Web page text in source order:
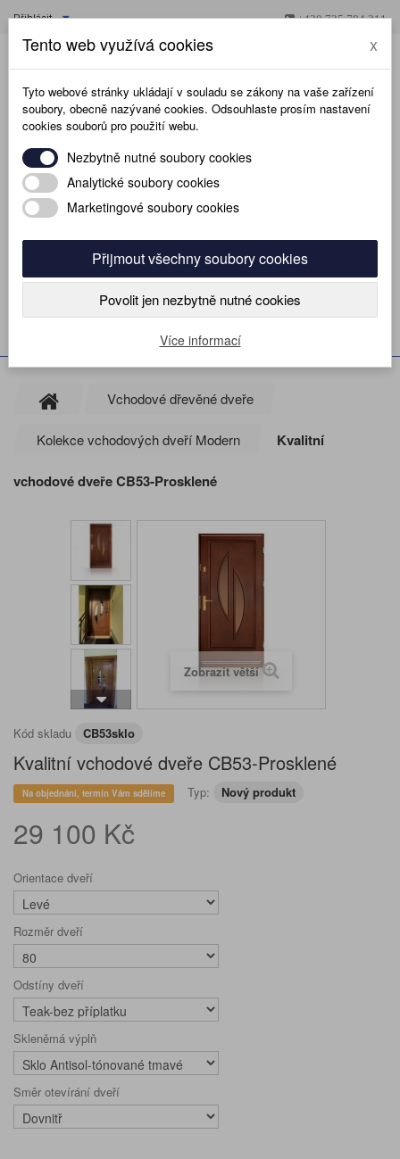
Přihlásit +420 725 784 211
KOŠÍK
(prázdný)
MENU
Vchodové dřevěné dveře
Kolekce vchodových dveří Modern Kvalitní
vchodové dveře CB53-Prosklené
Zobrazit větší
Kód skladu CB53sklo
Kvalitní vchodové dveře CB53-Prosklené
Na objednání, termín Vám sdělíme Typ: Nový produkt
29 100 Kč
Orientace dveří
Rozměr dveří
Odstíny dveří
Skleněmá výplň
Směr otevírání dveří
Tento web využívá cookies x
Tyto webové stránky ukládají v souladu se zákony na vaše zařízení
soubory, obecně nazývané cookies. Odsouhlaste prosím nastavení
cookies souborů pro použití webu.
Nezbytně nutné soubory cookies
Analytické soubory cookies
Marketingové soubory cookies
Přijmout všechny soubory cookies
Povolit jen nezbytně nutné cookies
Více informací